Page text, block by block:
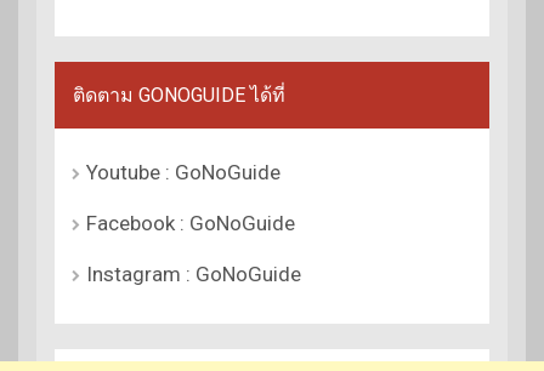
ติดตาม GONOGUIDE ได้ที่
Youtube : GoNoGuide
Facebook : GoNoGuide
Instagram : GoNoGuide